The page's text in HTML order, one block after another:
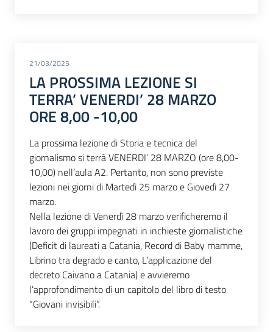
21/03/2025
LA PROSSIMA LEZIONE SI
TERRA’ VENERDI’ 28 MARZO
ORE 8,00 -10,00
La prossima lezione di Storia e tecnica del
giornalismo si terrà VENERDI’ 28 MARZO (ore 8,00-
10,00) nell’aula A2. Pertanto, non sono previste
lezioni nei giorni di Martedì 25 marzo e Giovedì 27
marzo.
Nella lezione di Venerdì 28 marzo verificheremo il
lavoro dei gruppi impegnati in inchieste giornalistiche
(Deficit di laureati a Catania, Record di Baby mamme,
Librino tra degrado e canto, L’applicazione del
decreto Caivano a Catania) e avvieremo
l’approfondimento di un capitolo del libro di testo
“Giovani invisibili”.